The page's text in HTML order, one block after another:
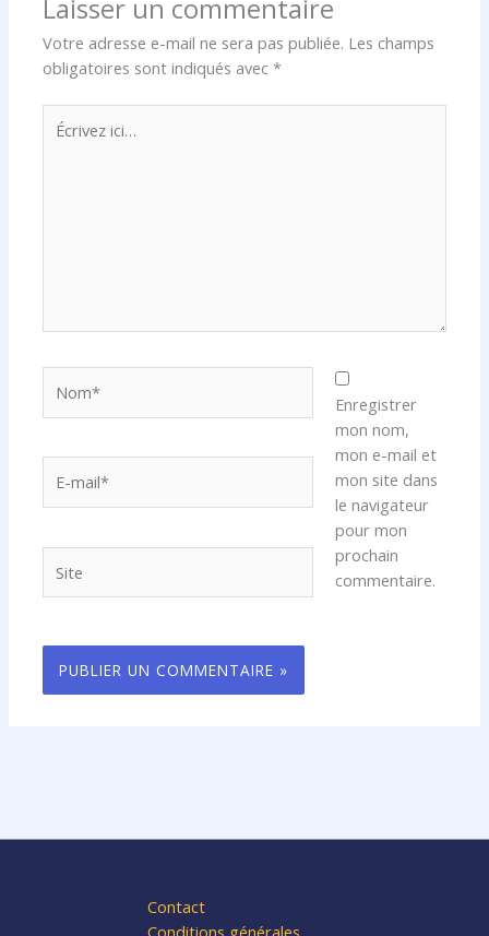
Laisser un commentaire
Votre adresse e-mail ne sera pas publiée. Les champs
obligatoires sont indiqués avec*
Écrivez
ici…
mail*
Enregistrer
mon nom,
mon e-mail et
mon site dans
le navigateur
pour mon
prochain
commentaire.
Contact
Conditions générales